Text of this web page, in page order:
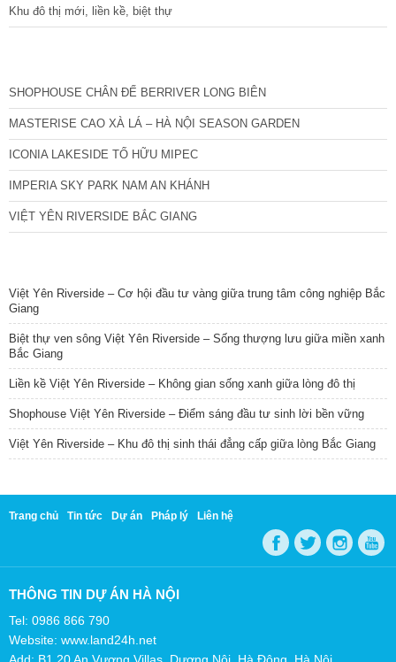
Khu đô thị mới, liền kề, biệt thự
SHOPHOUSE CHÂN ĐẾ BERRIVER LONG BIÊN
MASTERISE CAO XÀ LÁ – HÀ NỘI SEASON GARDEN
ICONIA LAKESIDE TỐ HỮU MIPEC
IMPERIA SKY PARK NAM AN KHÁNH
VIỆT YÊN RIVERSIDE BẮC GIANG
Việt Yên Riverside – Cơ hội đầu tư vàng giữa trung tâm công nghiệp Bắc
Giang
Biệt thự ven sông Việt Yên Riverside – Sống thượng lưu giữa miền xanh
Bắc Giang
Liền kề Việt Yên Riverside – Không gian sống xanh giữa lòng đô thị
Shophouse Việt Yên Riverside – Điểm sáng đầu tư sinh lời bền vững
Việt Yên Riverside – Khu đô thị sinh thái đẳng cấp giữa lòng Bắc Giang
Trang chủ Tin tức Dự án Pháp lý Liên hệ
THÔNG TIN DỰ ÁN HÀ NỘI
Tel: 0986 866 790
Website: www.land24h.net